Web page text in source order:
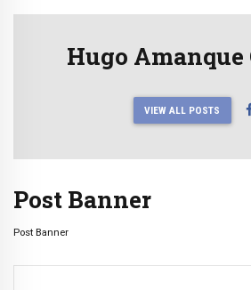
Hugo
VIEW ALL POSTS
Post Banner
Post Banner